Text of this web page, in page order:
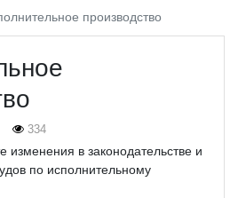
производство
334
изменения в законодательстве и
по исполнительному